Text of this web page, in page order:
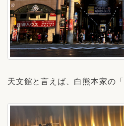
天文館と言えば、白熊本家の「